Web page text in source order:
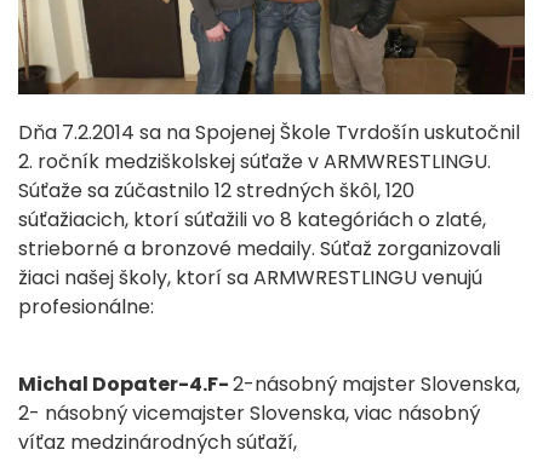
Dňa 7.2.2014 sa na Spojenej Škole Tvrdošín uskutočnil
2. ročník medziškolskej súťaže v ARMWRESTLINGU.
Súťaže sa zúčastnilo 12 stredných škôl, 120
súťažiacich, ktorí súťažili vo 8 kategóriách o zlaté,
strieborné a bronzové medaily. Súťaž zorganizovali
žiaci našej školy, ktorí sa ARMWRESTLINGU venujú
profesionálne:
Michal Dopater-4.F-2-násobný majster Slovenska,
2- násobný vicemajster Slovenska, viac násobný
víťaz medzinárodných súťaží,